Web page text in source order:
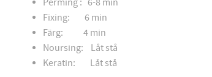
Fixing: 6 min
Färg: 4 min
Noursing: Låt stå
Keratin: Låt stå